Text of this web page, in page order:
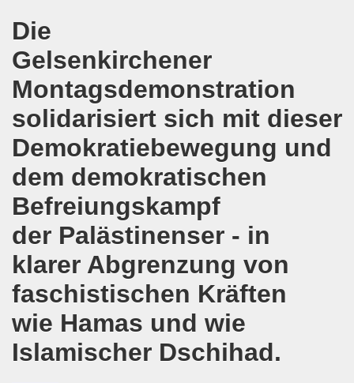
Die
Gelsenkirchener
Montagsdemonstration
solidarisiert sich mit dieser
Demokratiebewegung und
dem demokratischen
Befreiungskampf
der Palästinenser - in
klarer Abgrenzung von
faschistischen Kräften
wie Hamas und wie
Islamischer Dschihad.
Bewegung feiert Erfolg der Solidarität mit der Familie
geplanten Verschärfungen bei Hartz IV müssen
diskutiert über den 01. Mai 2016 in Zeichen
unterstützt das Rebellische Musikfestival und
Bewegung mit interessanten Debatten
am 09.04.2016 in Kassel
Montagsdemo-Bewegung ist gefestigt und auf dem
aktiv werden - jede Woche live auf der
Montagsdemo-Bewegung unterstützt albanische